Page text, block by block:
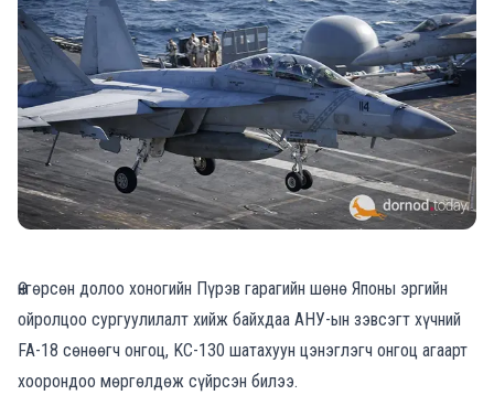
Өнгөрсөн долоо хоногийн Пүрэв гарагийн шөнө Японы эргийн
ойролцоо сургуулилалт хийж байхдаа АНУ-ын зэвсэгт хүчний
FA-18 сөнөөгч онгоц, KC-130 шатахуун цэнэглэгч онгоц агаарт
хоорондоо мөргөлдөж сүйрсэн билээ.